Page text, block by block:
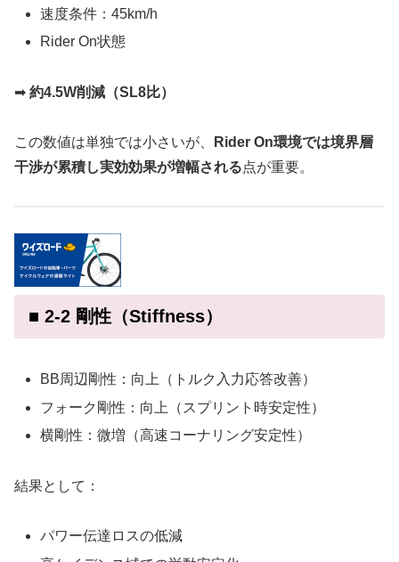
速度条件：45km/h
Rider On状態
➡ 約4.5W削減（SL8比）
この数値は単独では小さいが、
Rider On環境では境界層
干渉が累積し実効効果が増幅される点が重要。
■ 2-2 剛性（Stiffness）
BB周辺剛性：向上（トルク入力応答改善）
フォーク剛性：向上（スプリント時安定性）
横剛性：微増（高速コーナリング安定性）
結果として：
パワー伝達ロスの低減